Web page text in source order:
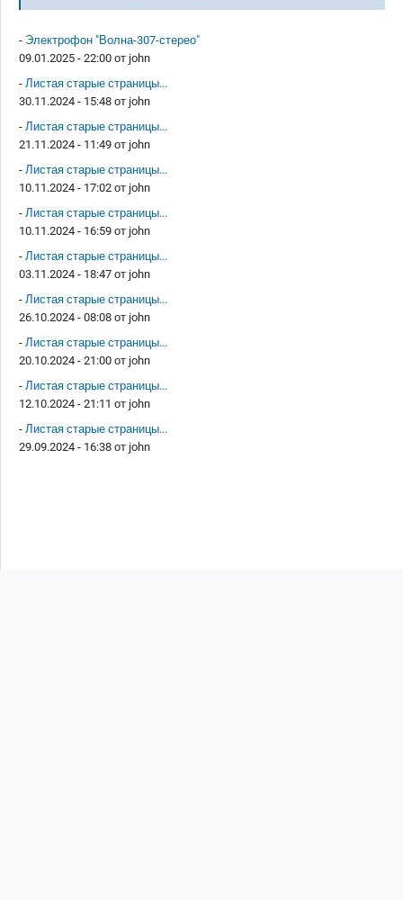
- Электрофон "Волна-307-стерео"
09.01.2025 - 22:00 от john
- Листая старые страницы...
30.11.2024 - 15:48 от john
- Листая старые страницы...
21.11.2024 - 11:49 от john
- Листая старые страницы...
10.11.2024 - 17:02 от john
- Листая старые страницы...
10.11.2024 - 16:59 от john
- Листая старые страницы...
03.11.2024 - 18:47 от john
- Листая старые страницы...
26.10.2024 - 08:08 от john
- Листая старые страницы...
20.10.2024 - 21:00 от john
- Листая старые страницы...
12.10.2024 - 21:11 от john
- Листая старые страницы...
29.09.2024 - 16:38 от john